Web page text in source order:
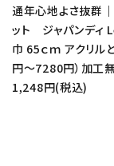
通年心地よさ抜群
ット ジャパンディ
巾 65ｃｍ アクリル
円～7280円）加工
1,248円(税込)